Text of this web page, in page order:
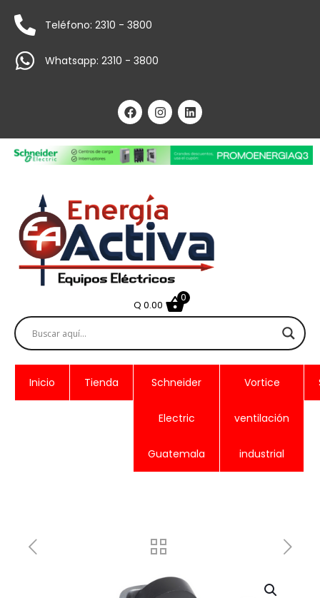
Teléfono: 2310 - 3800
Whatsapp: 2310 - 3800
Q 0.00
0
Inicio Tienda Schneider
Electric
Guatemala
Vortice
ventilación
industrial